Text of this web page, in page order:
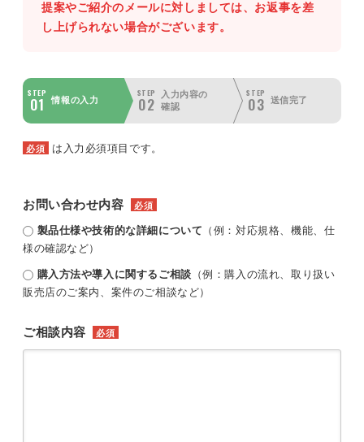
提案やご紹介のメールに対しましては、お返事を差
し上げられない場合がございます。
STEP
01 情報の入力
STEP
02
入力内容の
確認
STEP
03 送信完了
必須 は入力必須項目です。
お問い合わせ内容 必須
製品仕様や技術的な詳細について （例：対応規格、機能、仕
様の確認など）
購入方法や導入に関するご相談 （例：購入の流れ、取り扱い
販売店のご案内、案件のご相談など）
ご相談内容 必須